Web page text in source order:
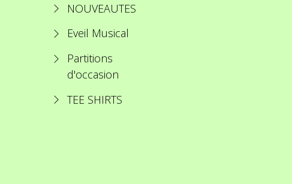
NOUVEAUTES
Eveil Musical
Partitions
d'occasion
TEE SHIRTS